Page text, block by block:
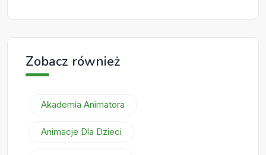
Zobacz również
Akademia Animatora
Animacje Dla Dzieci